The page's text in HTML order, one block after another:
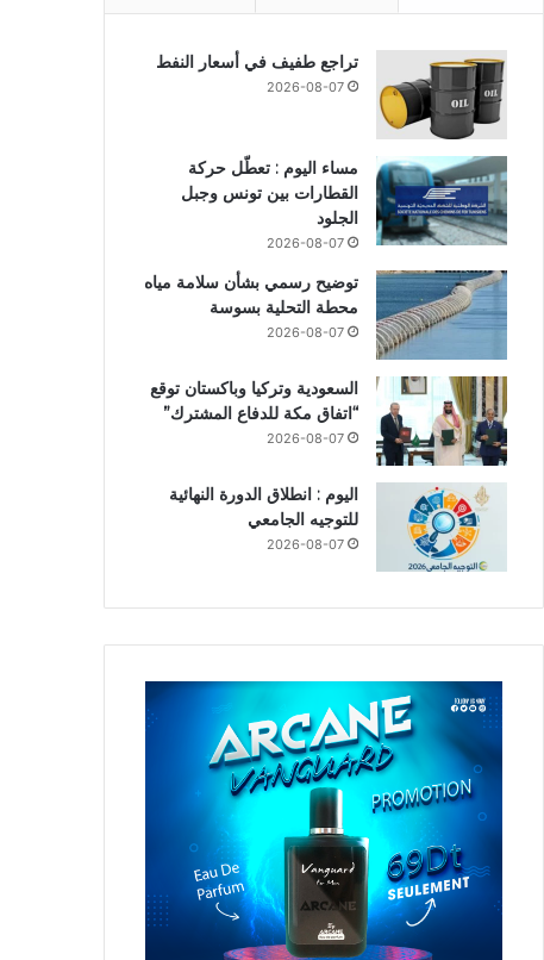
تراجع طفيف في أسعار النفط
2026-08-07
مساء اليوم : تعطّل حركة
القطارات بين تونس وجبل
الجلود
2026-08-07
توضيح رسمي بشأن سلامة مياه
محطة التحلية بسوسة
2026-08-07
السعودية وتركيا وباكستان توقع
“اتفاق مكة للدفاع المشترك”
2026-08-07
اليوم : انطلاق الدورة النهائية
للتوجيه الجامعي
2026-08-07